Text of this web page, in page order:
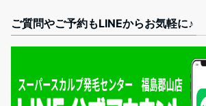
ご質問やご予約もLINEからお気軽に♪